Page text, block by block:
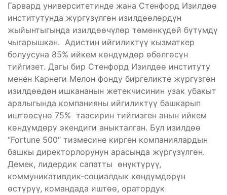
Гарвард университетинде жана Стенфорд Изилдөө
институтунда жүргүзүлгөн изилдөөлөрдүн
жыйынтыгында изилдөөчүлөр төмөнкүдөй бүтүмдү
чыгарышкан. Адистин ийгиликтүү кызматкер
болуусуна 85% ийкем көндүмдөр өбөлгөсүн
тийгизет. Дагы бир Стенфорд Изилдөө институту
менен Карнеги Мелон фонду биргеликте жүргүзгөн
изилдөөдөн ишкананын жетекчисинин узак убакыт
аралыгында компанияны ийгиликтүү башкарып
иштөөсүнө 75% таасирин тийгизген анын ийкем
көндүмдөрү экендиги аныкталган. Бул изилдөө
“Fortune 500″ тизмесине кирген компаниялардын
башкы директорлорунун арасында жүргүзүлгөн.
Демек, лидердик сапатты өнүктүрүү,
коммуникативдик-социалдык көндүмдөрүн
өстүрүү, командада иштөө, оратордук